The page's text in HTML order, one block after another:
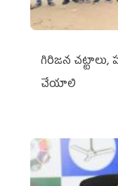
గిరిజన చట్టాలు,
చేయాలి